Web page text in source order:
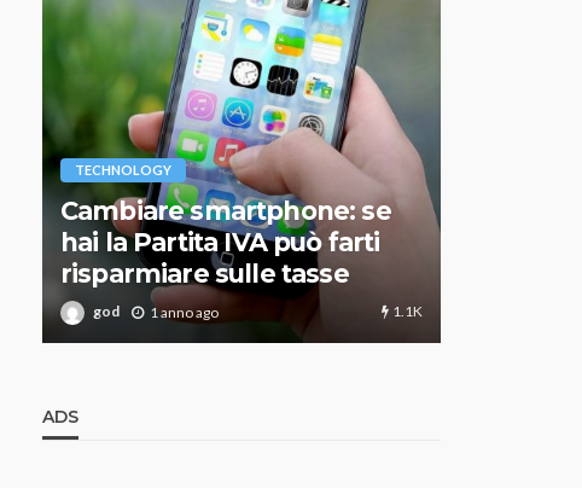
TECHNOLOGY
Cambiare smartphone: se
hai la Partita IVA può farti
risparmiare sulle tasse
god 1 anno ago 1.1K
ADS